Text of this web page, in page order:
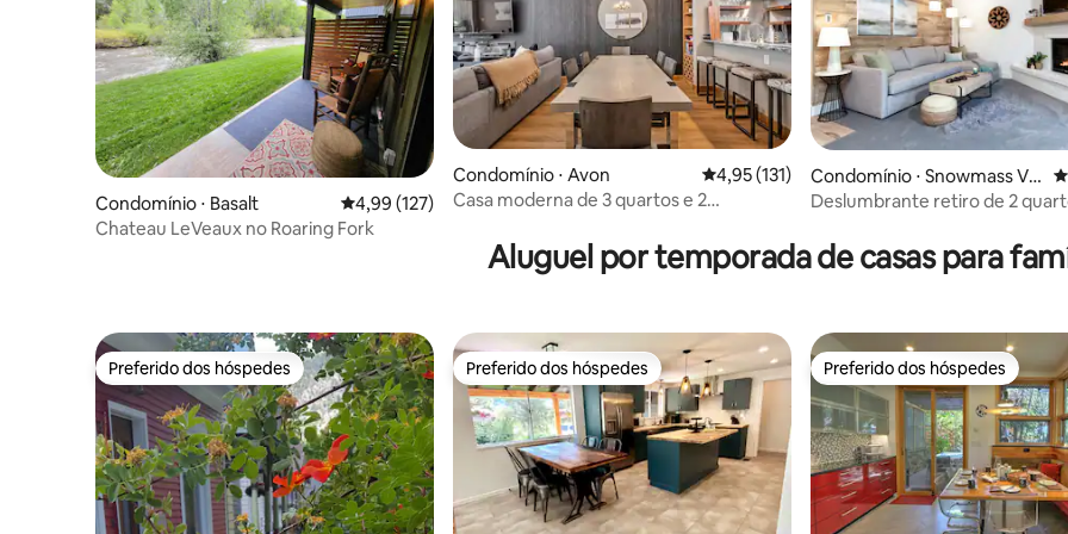
Condomínio ⋅ Basalt 4,99 de uma avaliação média de 5, 127 avaliações
4,99 (127)
Chateau LeVeaux no Roaring Fork
Condomínio ⋅ Avon 4,95 de uma avaliação média de 5, 131
4,95 (131)
Casa moderna de 3 quartos e 2
Condomínio ⋅ Snowmass Vill
age
Deslumbrante retiro de 2
Aluguel por temporada de casas para
Preferido dos hóspedes
Preferido dos hóspedes Preferido dos hóspedes
Preferido dos hóspedes Preferido dos hóspedes
Preferido dos hóspedes